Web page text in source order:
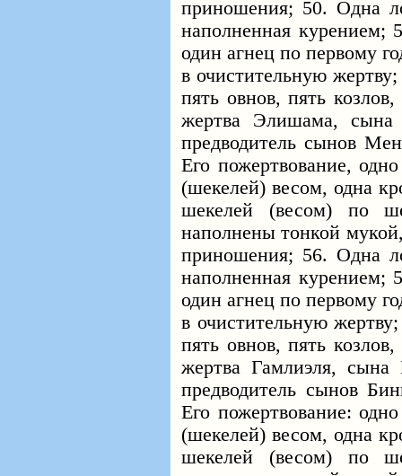
приношения; 50. Одна
наполненная
один агнец по первому
в очистительную
пять овнов, пять
жертва Элишама,
предводитель сынов
Его пожертвование,
(шекелей) весом, одна
шекелей (весом) по
наполнены тонкой
приношения; 56. Одна
наполненная
один агнец по первому
в очистительную
пять овнов, пять
жертва Гамлиэля,
предводитель сынов
Его пожертвование:
(шекелей) весом, одна
шекелей (весом) по